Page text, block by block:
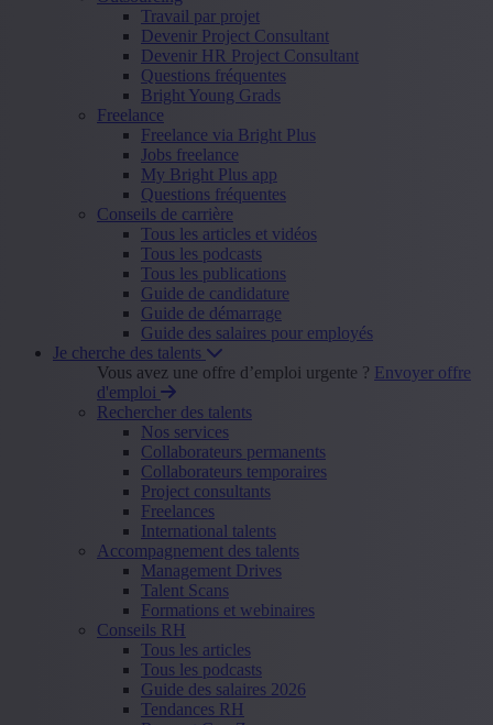
Travail par projet
Devenir Project Consultant
Devenir HR Project Consultant
Questions fréquentes
Bright Young Grads
Freelance
Freelance via Bright Plus
Jobs freelance
My Bright Plus app
Questions fréquentes
Conseils de carrière
Tous les articles et vidéos
Tous les podcasts
Tous les publications
Guide de candidature
Guide de démarrage
Guide des salaires pour employés
Je cherche des talents
Vous avez une offre d’emploi urgente ? Envoyer offre
d'emploi
Rechercher des talents
Nos services
Collaborateurs permanents
Collaborateurs temporaires
Project consultants
Freelances
International talents
Accompagnement des talents
Management Drives
Talent Scans
Formations et webinaires
Conseils RH
Tous les articles
Tous les podcasts
Guide des salaires 2026
Tendances RH